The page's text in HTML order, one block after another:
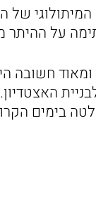
המיתולוגי
על ההיתר
חשובה
בימים